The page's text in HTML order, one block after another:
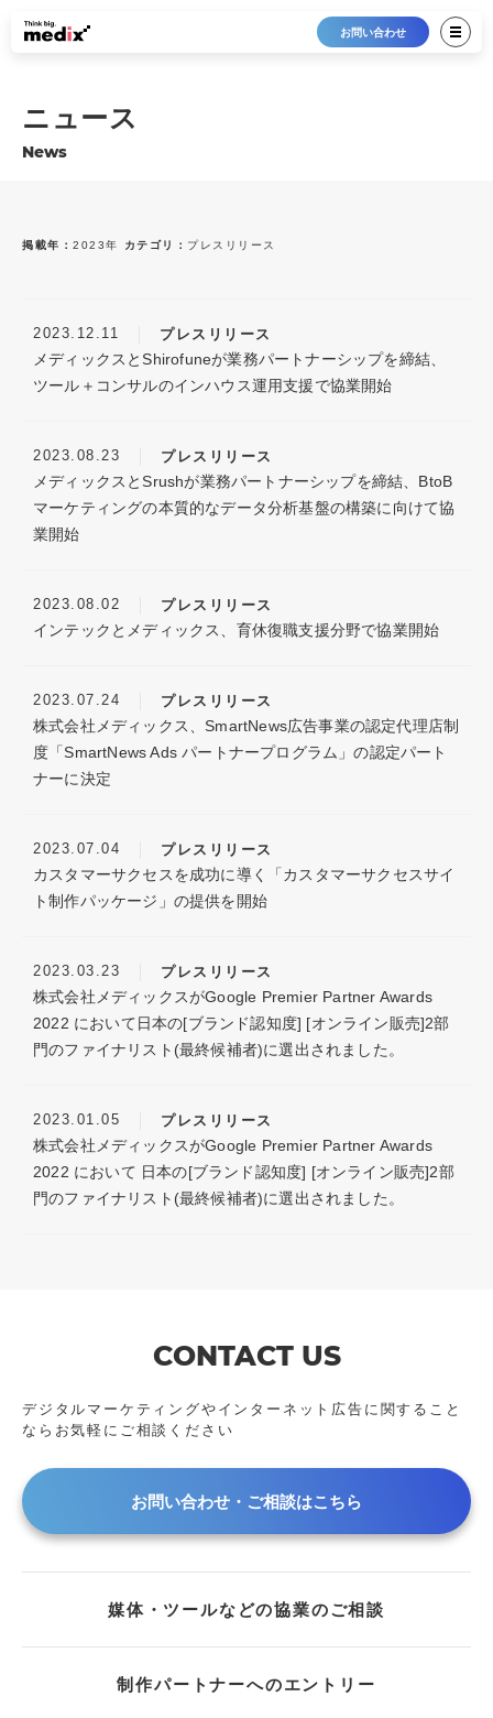
お問い合わせ
ニュース
News
掲載年： 2023年
2025年
2024年
2021年
2020年
2019年
2016年
2015年
2012年
2011年
2010年
2009年
カテゴリ： プレスリリース
メディア掲載
トピックス
2023.12.11
プレスリリース
メディックスとShirofuneが業務パートナーシップを締結、
ツール＋コンサルのインハウス運用支援で協業開始
2023.08.23
プレスリリース
メディックスとSrushが業務パートナーシップを締結、BtoB
マーケティングの本質的なデータ分析基盤の構築に向けて協
業開始
2023.08.02
プレスリリース
インテックとメディックス、育休復職支援分野で協業開始
2023.07.24
プレスリリース
株式会社メディックス、SmartNews広告事業の認定代理店制
度「SmartNews Ads パートナープログラム」の認定パート
ナーに決定
2023.07.04
プレスリリース
カスタマーサクセスを成功に導く「カスタマーサクセスサイ
ト制作パッケージ」の提供を開始
2023.03.23
プレスリリース
株式会社メディックスがGoogle Premier Partner Awards
2022 において日本の[ブランド認知度] [オンライン販売]2部
門のファイナリスト(最終候補者)に選出されました。
2023.01.05
プレスリリース
株式会社メディックスがGoogle Premier Partner Awards
2022 において 日本の[ブランド認知度] [オンライン販売]2部
門のファイナリスト(最終候補者)に選出されました。
CONTACT US
デジタルマーケティングやインターネット広告に 関すること
ならお気軽にご相談ください
お問い合わせ・ご相談はこちら
媒体・ツールなどの協業のご相談
制作パートナーへのエントリー